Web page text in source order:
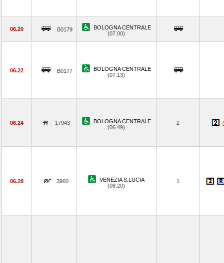
06.20 B0179
BOLOGNA CENTRALE
(07.00)
06.22 B0177
BOLOGNA CENTRALE
(07.13)
06.24 17943
BOLOGNA CENTRALE
(06.49)
2
06.28 3960
VENEZIA S.LUCIA
(08.20)
1